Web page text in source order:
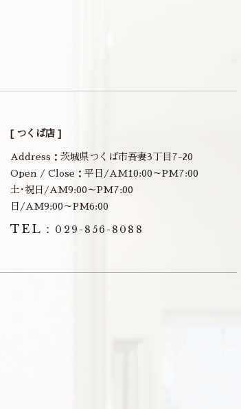
[ つくば店 ]
Address：茨城県つくば市吾妻3丁目7-20
Open / Close：平日/AM10:00～PM7:00
土･祝日/AM9:00～PM7:00
日/AM9:00～PM6:00
TEL： 029-856-8088